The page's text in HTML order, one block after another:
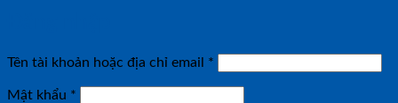
Tên tài khoản hoặc địa chỉ email *
Mật khẩu *